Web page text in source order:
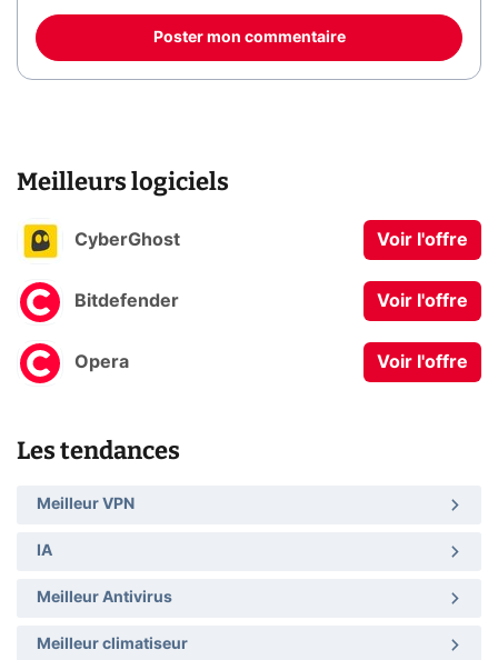
Poster mon commentaire
Meilleurs logiciels
CyberGhost Voir l'offre
Bitdefender Voir l'offre
Opera Voir l'offre
Les tendances
Meilleur VPN
IA
Meilleur Antivirus
Meilleur climatiseur